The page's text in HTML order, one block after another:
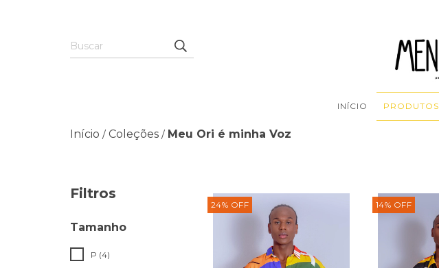
INÍCIO PRODUTOS
Início / Coleções / Meu Ori é minha Voz
Filtros
Tamanho
P (4)
24% OFF 14% OFF